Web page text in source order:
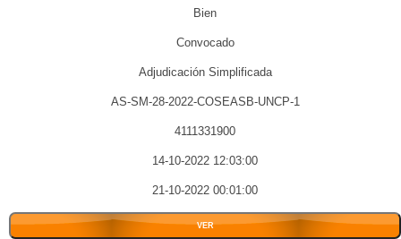
Bien
Convocado
Adjudicación Simplificada
AS-SM-28-2022-COSEASB-UNCP-1
4111331900
14-10-2022 12:03:00
21-10-2022 00:01:00
VER